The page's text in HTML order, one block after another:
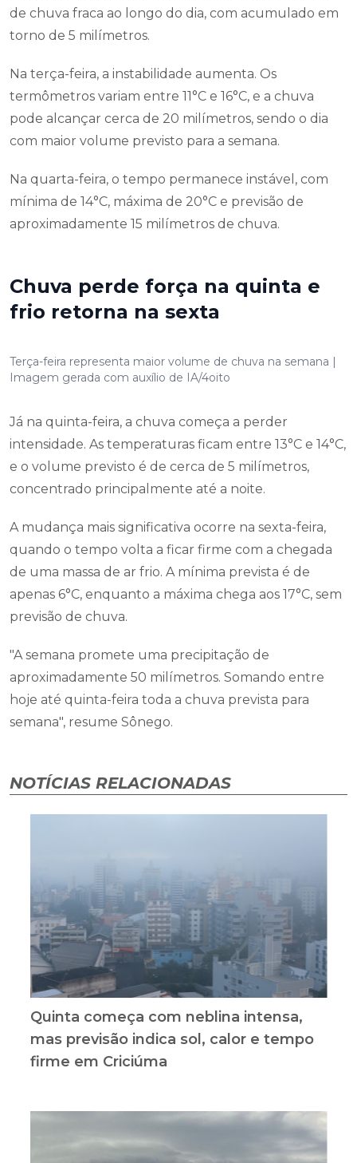
de chuva fraca ao longo do dia, com acumulado em
torno de 5 milímetros.
Na terça-feira, a instabilidade aumenta. Os
termômetros variam entre 11°C e 16°C, e a chuva
pode alcançar cerca de 20 milímetros, sendo o dia
com maior volume previsto para a semana.
Na quarta-feira, o tempo permanece instável, com
mínima de 14°C, máxima de 20°C e previsão de
aproximadamente 15 milímetros de chuva.
Chuva perde força na quinta e
frio retorna na sexta
Terça-feira representa maior volume de chuva na semana |
Imagem gerada com auxílio de IA/4oito
Já na quinta-feira, a chuva começa a perder
intensidade. As temperaturas ficam entre 13°C e 14°C,
e o volume previsto é de cerca de 5 milímetros,
concentrado principalmente até a noite.
A mudança mais significativa ocorre na sexta-feira,
quando o tempo volta a ficar firme com a chegada
de uma massa de ar frio. A mínima prevista é de
apenas 6°C, enquanto a máxima chega aos 17°C, sem
previsão de chuva.
"A semana promete uma precipitação de
aproximadamente 50 milímetros. Somando entre
hoje até quinta-feira toda a chuva prevista para
semana", resume Sônego.
NOTÍCIAS RELACIONADAS
Quinta começa com neblina intensa,
mas previsão indica sol, calor e tempo
firme em Criciúma